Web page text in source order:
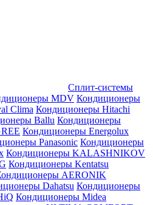
Сплит-системы
MDV Кондиционеры
Clima Кондиционеры Hitachi
Ballu Кондиционеры
Кондиционеры Energolux
Panasonic Кондиционеры
Кондиционеры KALASHNIKOV
Кондиционеры Kentatsu
AERONIK
Dahatsu Кондиционеры
Кондиционеры Midea